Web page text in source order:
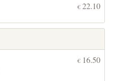
€ 22.10
€ 16.50